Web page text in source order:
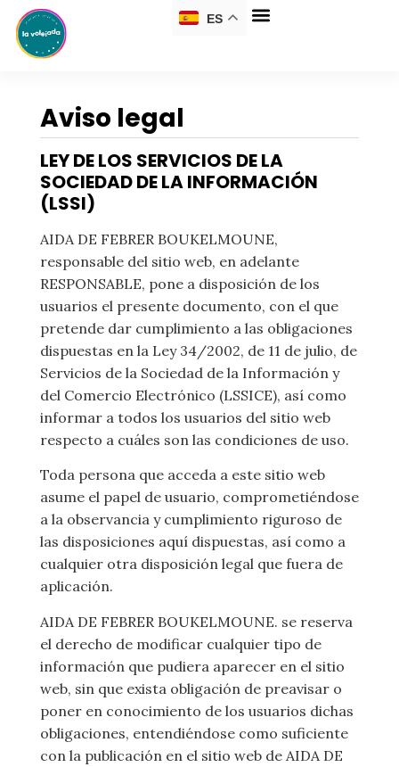
ES
Aviso legal
LEY DE LOS SERVICIOS DE LA
SOCIEDAD DE LA INFORMACIÓN
(LSSI)
AIDA DE FEBRER BOUKELMOUNE,
responsable del sitio web, en adelante
RESPONSABLE, pone a disposición de los
usuarios el presente documento, con el que
pretende dar cumplimiento a las obligaciones
dispuestas en la Ley 34/2002, de 11 de julio, de
Servicios de la Sociedad de la Información y
del Comercio Electrónico (LSSICE), así como
informar a todos los usuarios del sitio web
respecto a cuáles son las condiciones de uso.
Toda persona que acceda a este sitio web
asume el papel de usuario, comprometiéndose
a la observancia y cumplimiento riguroso de
las disposiciones aquí dispuestas, así como a
cualquier otra disposición legal que fuera de
aplicación.
AIDA DE FEBRER BOUKELMOUNE. se reserva
el derecho de modificar cualquier tipo de
información que pudiera aparecer en el sitio
web, sin que exista obligación de preavisar o
poner en conocimiento de los usuarios dichas
obligaciones, entendiéndose como suficiente
con la publicación en el sitio web de AIDA DE